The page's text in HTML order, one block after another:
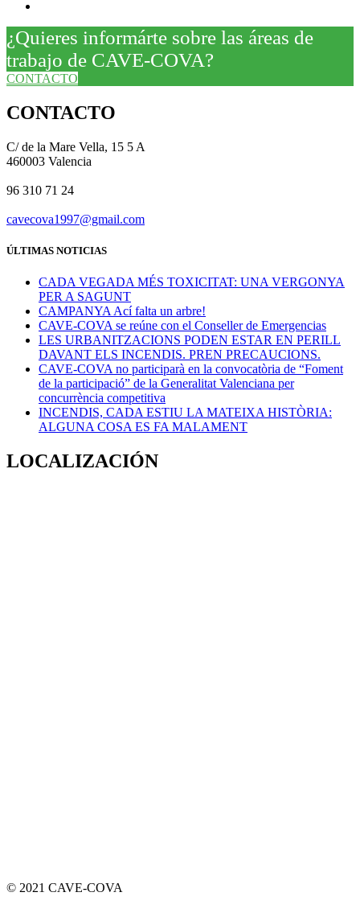
¿Quieres informárte sobre las áreas de
trabajo de CAVE-COVA?
CONTACTO
CONTACTO
C/ de la Mare Vella, 15 5 A
460003 Valencia
96 310 71 24
cavecova1997@gmail.com
ÚLTIMAS NOTICIAS
CADA VEGADA MÉS TOXICITAT: UNA VERGONYA
PER A SAGUNT
CAMPANYA Ací falta un arbre!
CAVE-COVA se reúne con el Conseller de Emergencias
LES URBANITZACIONS PODEN ESTAR EN PERILL
DAVANT ELS INCENDIS. PREN PRECAUCIONS.
CAVE-COVA no participarà en la convocatòria de “Foment
de la participació” de la Generalitat Valenciana per
concurrència competitiva
INCENDIS, CADA ESTIU LA MATEIXA HISTÒRIA:
ALGUNA COSA ES FA MALAMENT
LOCALIZACIÓN
© 2021 CAVE-COVA